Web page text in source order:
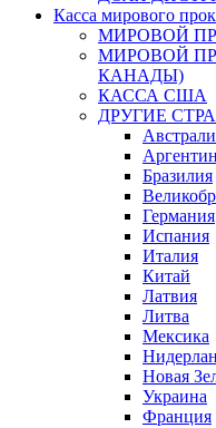
Касса мирового
МИРОВОЙ
МИРОВОЙ
КАНАДЫ)
КАССА США
ДРУГИЕ
Бразилия
Германия
Испания
Италия
Китай
Латвия
Литва
Мексика
Новая
Украина
Франция